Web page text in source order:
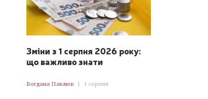
Зміни з 1 серпня 2026 року:
що важливо знати
Богдана Павлюк | 1 серпня